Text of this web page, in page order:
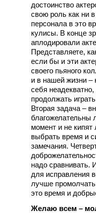
достоинство
свою роль как ни
персонала в это
кулисы. В конце
аплодировали
Представляете,
если бы и эти
своего пьяного
и в нашей жизни –
себя
продолжать
Вторая задача –
благожелательны
момент и не кипят
выбрать время и
замечания.
надо сравнивать.
для исправления
лучше
это время и
Желаю всем –